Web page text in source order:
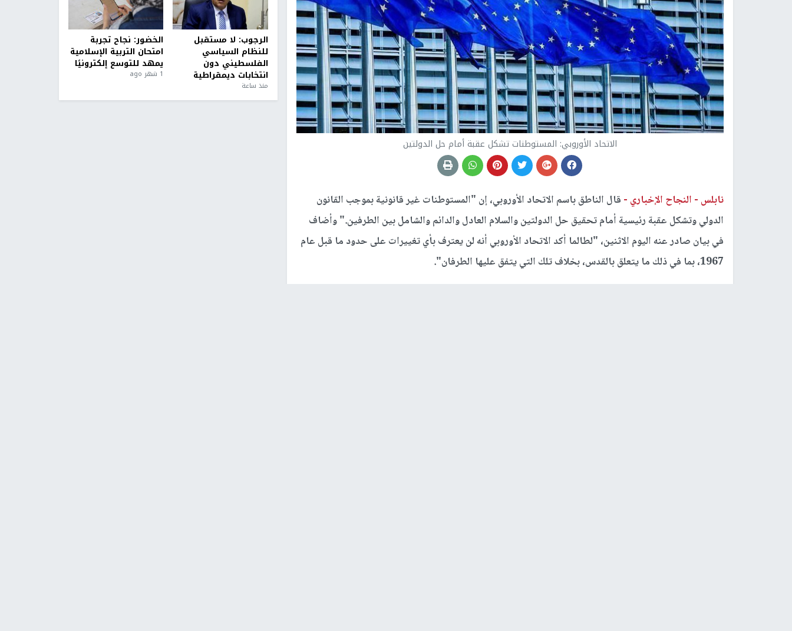
الاتحاد الأوروبي: المستوطنات تشكل عقبة أمام حل الدولتين
نابلس - النجاح الإخباري - قال الناطق باسم الاتحاد الأوروبي، إن "المستوطنات غير قانونية بموجب القانون
الدولي وتشكل عقبة رئيسية أمام تحقيق حل الدولتين والسلام العادل والدائم والشامل بين الطرفين." وأضاف
في بيان صادر عنه اليوم الاثنين، "لطالما أكد الاتحاد الأوروبي أنه لن يعترف بأي تغييرات على حدود ما قبل عام
1967، بما في ذلك ما يتعلق بالقدس، بخلاف تلك التي يتفق عليها الطرفان".
الرجوب: لا مستقبل
للنظام السياسي
الفلسطيني دون
انتخابات ديمقراطية
منذ ساعة
الخضور: نجاح تجربة
امتحان التربية الإسلامية
يمهد للتوسع إلكترونيًا
1 شهر ago